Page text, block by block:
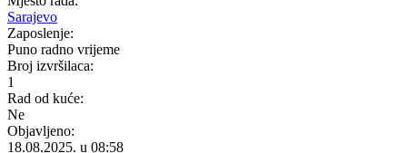
Sarajevo
Zaposlenje:
Puno radno vrijeme
Broj izvršilaca:
1
Rad od kuće:
Ne
Objavljeno:
18.08.2025. u 08:58